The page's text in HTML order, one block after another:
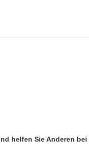
helfen Sie Anderen